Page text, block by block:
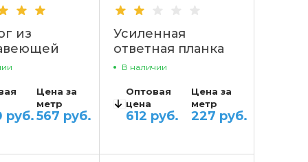
из
НС
3 366 руб.
руб.
Цена за
метр
567 руб.
Усиленная
ответная планка
для Т-образного
В наличии
до 10 1 346.40 руб.
Оптовая
цена
612 руб.
Цена за
метр
227 руб.